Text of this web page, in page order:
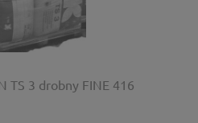
TS 3 drobny FINE 416